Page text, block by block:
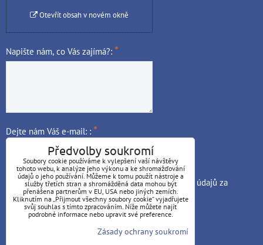
Otevřít obsah v novém okně
Napište nám, co Vás zajímá?: *
Dejte nám Váš e-mail: : *
Odesláním souhlasím sezpracováním osobních údajů za
účelem odeslání odpovědi na moji otázku.*
Odeslat
VŠEOBECNÉ OBCHODNÍ PODMÍNKY
Předvolby soukromí
Soubory cookie používáme k vylepšení vaší návštěvy
tohoto webu, k analýze jeho výkonu a ke shromažďování
údajů o jeho používání. Můžeme k tomu použít nástroje a
služby třetích stran a shromážděná data mohou být
přenášena partnerům v EU, USA nebo jiných zemích.
Kliknutím na „Přijmout všechny soubory cookie“ vyjadřujete
svůj souhlas s tímto zpracováním. Níže můžete najít
podrobné informace nebo upravit své preference.
Zásady ochrany soukromí